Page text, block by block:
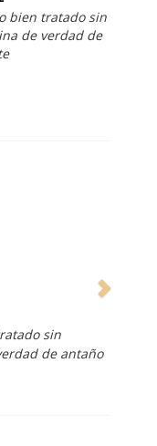
bien tratado sin
de verdad de
sin
de antaño